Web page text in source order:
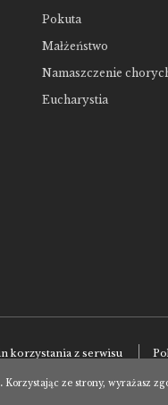
Pokuta
Małżeństwo
Namaszczenie
Eucharystia
korzystania z serwisu
Korzystając ze strony, wyrażasz